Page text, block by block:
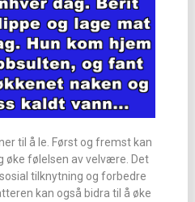
til å le. Først og fremst kan
øke følelsen av velvære. Det
tilknytning og forbedre
kan også bidra til å øke